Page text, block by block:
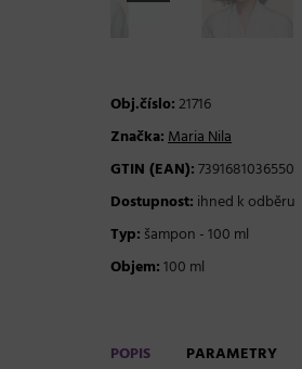
Obj.číslo:21716
Značka:Maria Nila
GTIN (EAN):7391681036550
Dostupnost: ihned k odběru
Typ: šampon - 100 ml
Objem:100 ml
POPIS PARAMETRY